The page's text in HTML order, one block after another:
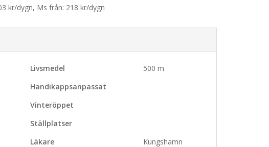
kr/dygn, Ms från: 218 kr/dygn
Livsmedel
500 m
Handikappsanpassat
Vinteröppet
Ställplatser
Läkare
Kungshamn